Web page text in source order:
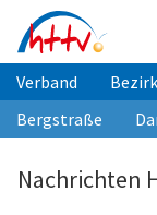
Inhalt
springen
Verband
Bergstraße
Nachrichten